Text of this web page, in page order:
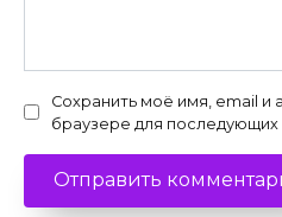
Сохранить моё имя, email и
браузере для